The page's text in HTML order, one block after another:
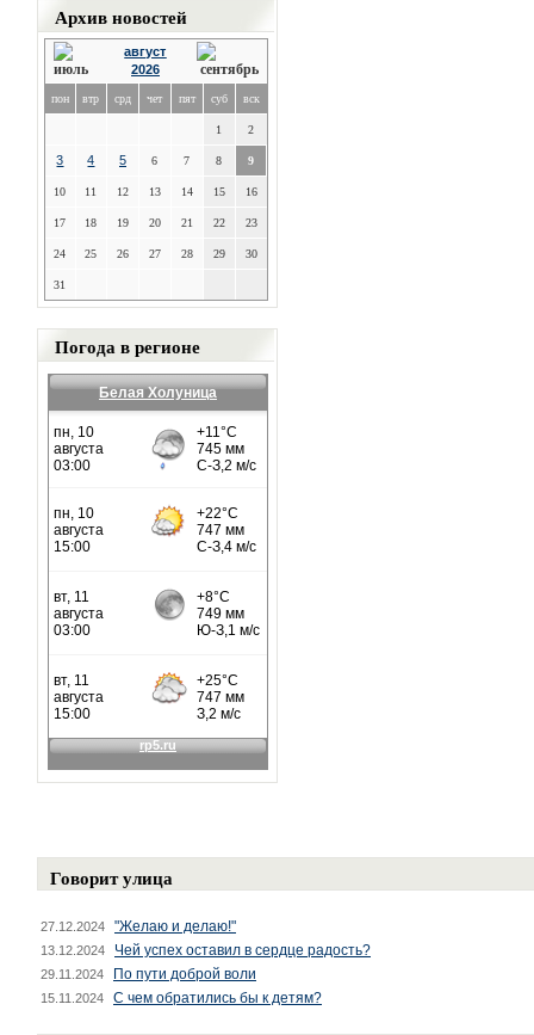
Архив новостей
август
2026
пон втр срд чет пят суб вск
1 2
3 4 5 6 7 8 9
10 11 12 13 14 15 16
17 18 19 20 21 22 23
24 25 26 27 28 29 30
31
Погода в регионе
Белая Холуница
Говорит улица
27.12.2024 "Желаю и делаю!"
13.12.2024 Чей успех оставил в сердце радость?
29.11.2024 По пути доброй воли
15.11.2024 С чем обратились бы к детям?